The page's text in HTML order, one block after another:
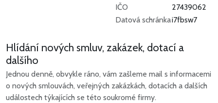
IČO
27439062
Datová schránkai7fbsw7
Hlídání nových smluv, zakázek, dotací a
dalšího
Jednou denně, obvykle ráno, vám zašleme mail s informacemi
o nových smlouvách, veřejných zakázkách, dotacích a dalších
událostech týkajících se této soukromé firmy.